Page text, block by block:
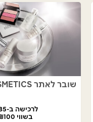
שובר לאתר GA-DE COSMETICS
לרכישה ב-₪85
בשווי ₪100